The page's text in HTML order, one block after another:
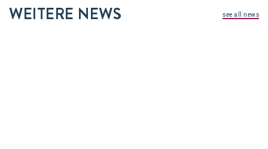
WEITERE NEWS see all news